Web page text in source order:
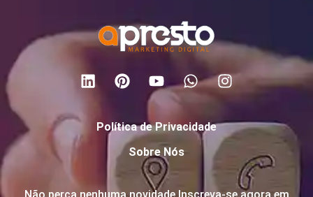
Política de Privacidade
Sobre Nós
Não perca nenhuma novidade Inscreva-se agora em